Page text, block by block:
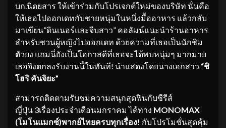
บก.นิตยสาร ให้เข้าร่วมกับโปรเจกต์ใหม่ของบริษัท นั่นคือ
ให้เธอไปออกเดทกับชายหนุ่มในหนึ่งมื้ออาหาร แล้วกลับ
มาเขียน”ดินเนอร์และจีบสาว” คอลัมน์แนะนำร้านอาหาร
สำหรับชวนผู้หญิงไปออกเดท ด้วยความที่เธอเป็นนักชิม
ตัวยง แถมนี่ยังเป็นโอกาสดีที่เธอจะได้พบหนุ่มๆ มากมาย
เธอจึงตกลงรับงานนี้ในทันที! นำแสดงโดยนางเอกสาว “ชิ
โฮริ คันจิยะ”
สามารถติดตามรับชมความสนุกสุดฟินกับซีรีส์
ญี่ปุ่น 3เรื่องประจำเดือนมกราคม ได้ทาง MONOMAX
(โมโนแมกซ์)พากย์ไทยครบทุกเรื่อง! กับโปรโมชั่นสุดคุ้ม